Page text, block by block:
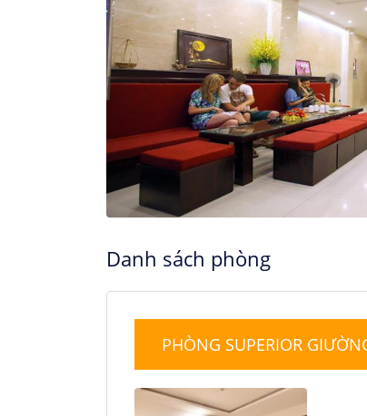
16 17
23 24
30 31
Danh sách phòng
PHÒNG SUPERIOR